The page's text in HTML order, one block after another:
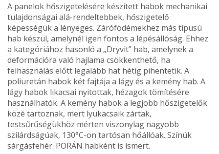
A panelok hőszigetelésére készített habok mechanikai
tulajdonságai alá-rendeltebbek, hőszigetelő
képességük a lényeges. Zárófödémekhez más típusú
hab készül, amelynél igen fontos a lé­pésállóság. Ehhez
a kategóriához ha­sonló a „Dryvit” hab, amelynek a
defor­mációra való hajlama csökkenthető, ha
felhasználás előtt legalább hat hétig pi­hentetik. A
poliuretán habok két fajtája a lágy és a kemény hab. A
lágy habok likacsai nyitottak, hézagok tömítésére
használ­hatók. A kemény habok a legjobb hő­szigetelők
közé tartoznak, mert lyukacsaik zártak,
testsűrűségükhöz mérten viszonylag nagyobb
szilárdságúak, 130°C-on tartósan hőállóak. Színük
sárgás­fehér. PORÁN habként is ismert.